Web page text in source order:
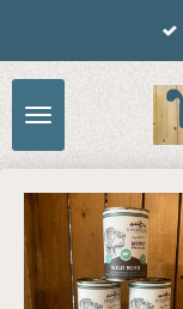
naar
de
hoofdinhoud